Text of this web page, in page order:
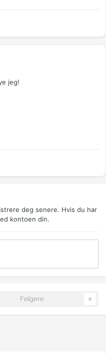
jeg!
deg senere. Hvis du har
kontoen din.
Følgere 0